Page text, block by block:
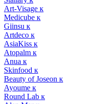
Art-Visage к
Medicube к
Giinsu к
Artdeco к
AsiaKiss к
Atopalm к
Anua к
Skinfood к
Beauty of Joseon к
Ayoume к
Round Lab к